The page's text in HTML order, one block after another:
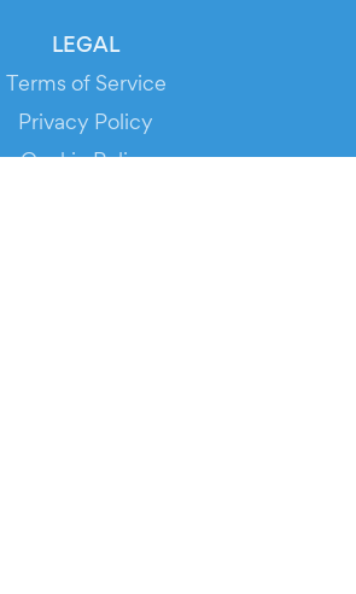
LEGAL
Terms of Service
Privacy Policy
Cookie Policy